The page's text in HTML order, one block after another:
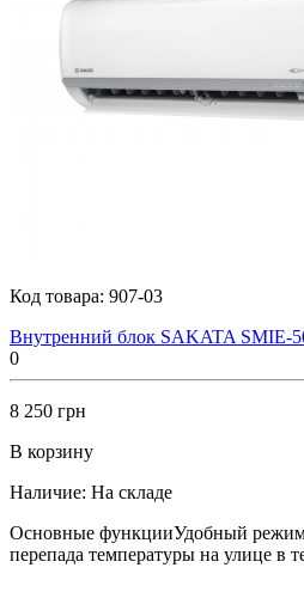
Код товара: 907-03
Внутренний блок SAKATA SMIE-
0
8 250 грн
В корзину
Наличие: На складе
Основные функцииУдобный режим
перепада температуры на улице в